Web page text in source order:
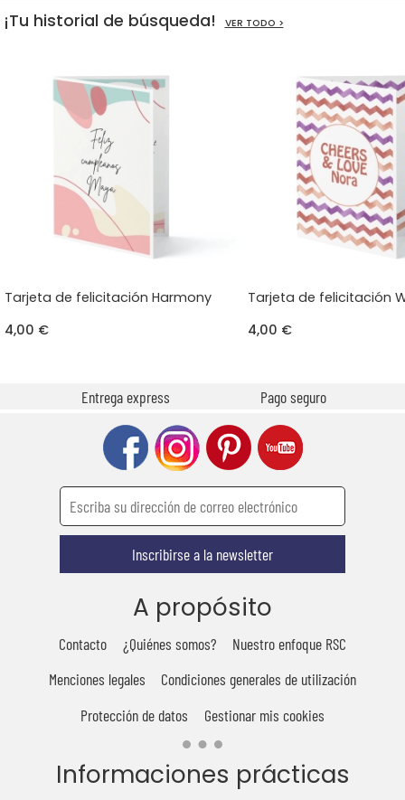
¡Tu historial de búsqueda! VER TODO >
Tarjeta de felicitación Harmony
4,00 €
Tarjeta de felicitación
4,00 €
Entrega express Pago seguro
Inscribirse a la newsletter
A propósito
Contacto ¿Quiénes somos?
Nuestro enfoque RSC
Menciones legales
Condiciones generales de utilización
Protección de datos
Gestionar mis cookies
Informaciones prácticas